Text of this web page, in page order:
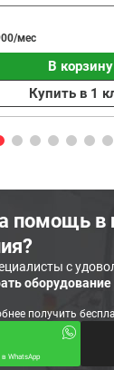
мес
В корзину
Купить в 1
помощь в
с
оборудование
получить
WhatsApp